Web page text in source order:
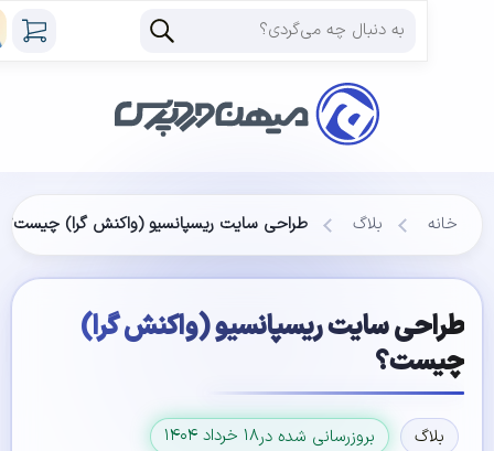
بلاگ طراحی سایت ریسپانسیو (واکنش گرا) چیست؟
سایت ریسپانسیو (واکنش گرا)
بلاگ بروزرسانی شده در۱۸ خرداد ۱۴۰۴